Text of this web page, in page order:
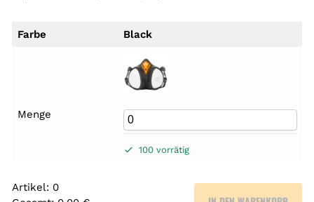
Farbe Black
Menge
100 vorrätig
Artikel: 0